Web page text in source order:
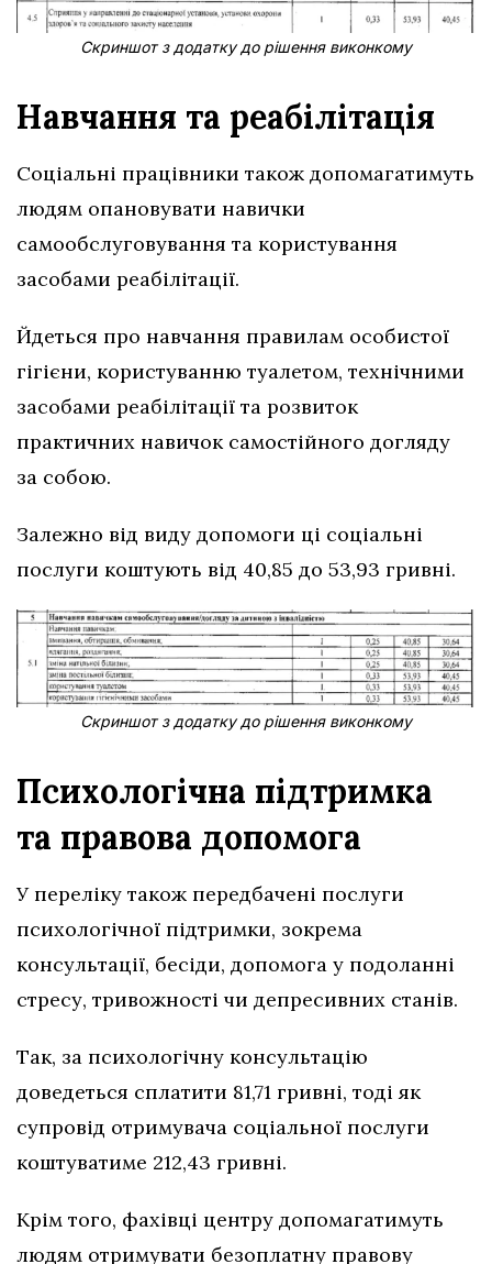
Скриншот з додатку до рішення виконкому
Навчання та реабілітація
Соціальні працівники також допомагатимуть
людям опановувати навички
самообслуговування та користування
засобами реабілітації.
Йдеться про навчання правилам особистої
гігієни, користуванню туалетом, технічними
засобами реабілітації та розвиток
практичних навичок самостійного догляду
за собою.
Залежно від виду допомоги ці соціальні
послуги коштують від 40,85 до 53,93 гривні.
Скриншот з додатку до рішення виконкому
Психологічна підтримка
та правова допомога
У переліку також передбачені послуги
психологічної підтримки, зокрема
консультації, бесіди, допомога у подоланні
стресу, тривожності чи депресивних станів.
Так, за психологічну консультацію
доведеться сплатити 81,71 гривні, тоді як
супровід отримувача соціальної послуги
коштуватиме 212,43 гривні.
Крім того, фахівці центру допомагатимуть
людям отримувати безоплатну правову